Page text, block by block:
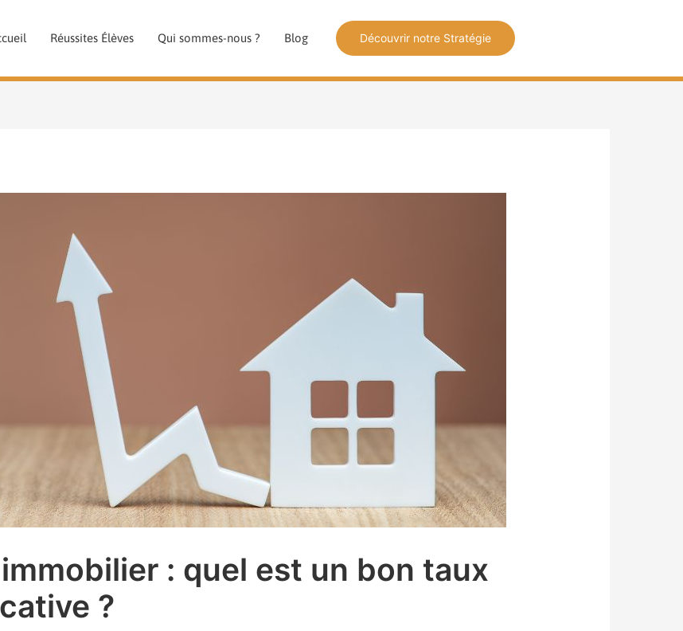
Réussites Élèves Qui sommes-nous ? Blog Découvrir notre Stratégie
: quel est un bon taux
?